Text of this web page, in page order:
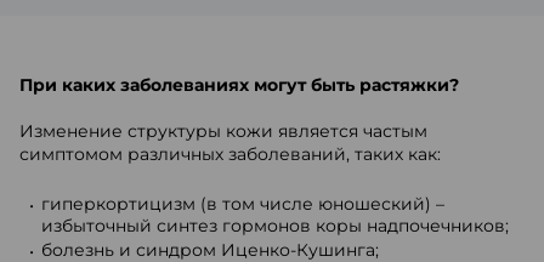
При каких заболеваниях могут быть растяжки?
Изменение структуры кожи является частым
симптомом различных заболеваний, таких как:
гиперкортицизм (в том числе юношеский) –
избыточный синтез гормонов коры надпочечников;
болезнь и синдром Иценко-Кушинга;